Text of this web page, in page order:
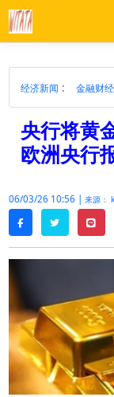
经济新闻 : 金融财经
央行将黄
欧洲央行
06/03/26 10:56 | 来源：
facebooktwitterline